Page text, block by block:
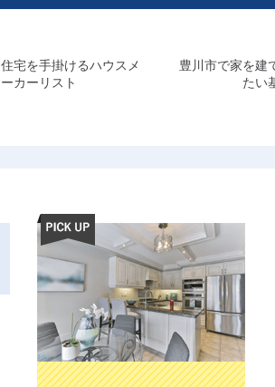
宅を手掛けるハウスメ
ーカーリスト
豊川市で家を建
たい